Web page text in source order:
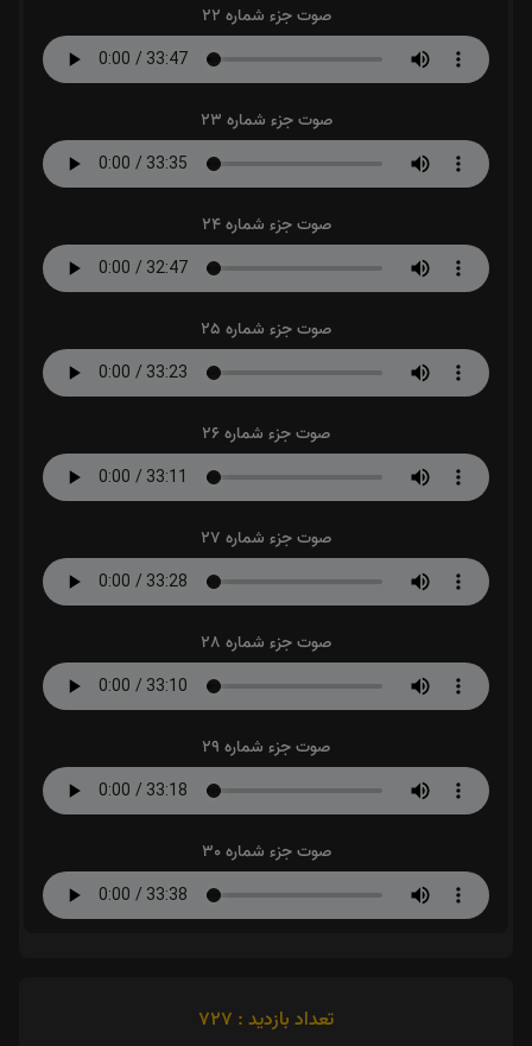
صوت جزء شماره 22
صوت جزء شماره 23
صوت جزء شماره 24
صوت جزء شماره 25
صوت جزء شماره 26
صوت جزء شماره 27
صوت جزء شماره 28
صوت جزء شماره 29
صوت جزء شماره 30
تعداد بازدید : 727